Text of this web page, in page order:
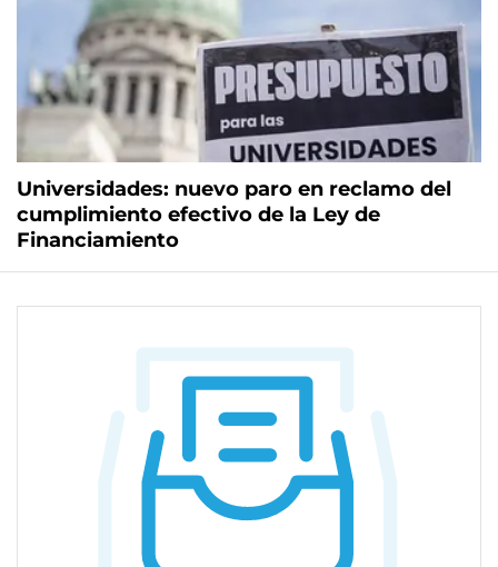
Universidades: nuevo paro en reclamo del
cumplimiento efectivo de la Ley de
Financiamiento